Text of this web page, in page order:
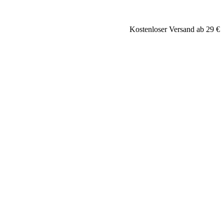
Kostenloser Versand ab 29 €